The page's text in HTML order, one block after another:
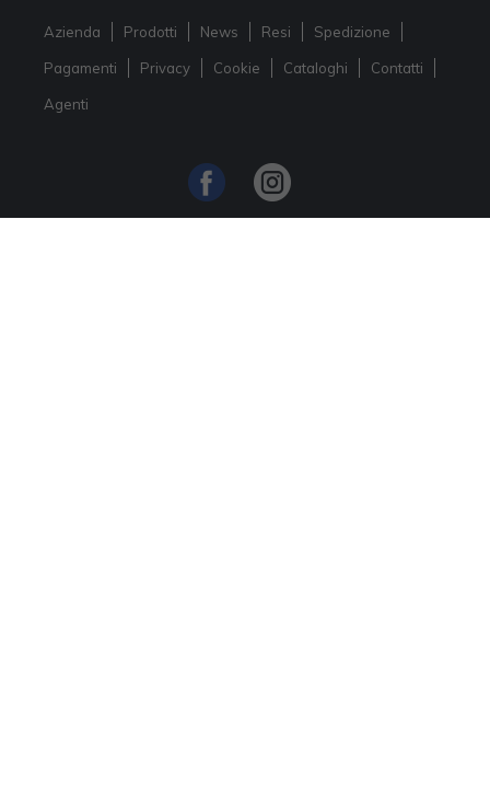
Azienda Prodotti News Resi Spedizione
Pagamenti Privacy Cookie Cataloghi Contatti
Agenti